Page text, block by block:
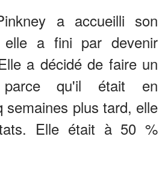
a accueilli son
a fini par devenir
a décidé de faire un
qu'il était en
semaines plus tard, elle
Elle était à 50 %